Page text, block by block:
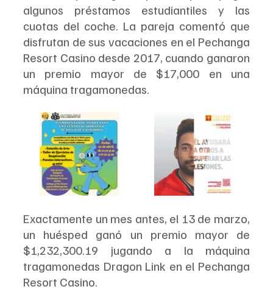
algunos préstamos estudiantiles y las
cuotas del coche. La pareja comentó que
disfrutan de sus vacaciones en el Pechanga
Resort Casino desde 2017, cuando ganaron
un premio mayor de $17,000 en una
máquina tragamonedas.
Exactamente un mes antes, el 13 de marzo,
un huésped ganó un premio mayor de
$1,232,300.19 jugando a la máquina
tragamonedas Dragon Link en el Pechanga
Resort Casino.